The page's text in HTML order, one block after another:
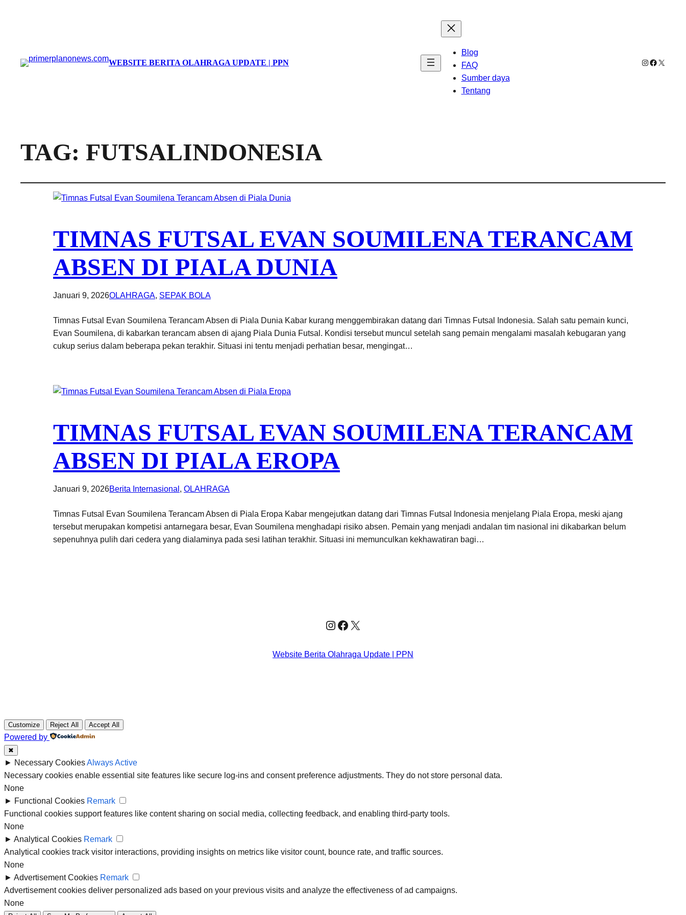
WEBSITE BERITA OLAHRAGA UPDATE | PPN
Blog
FAQ
Sumber daya
Tentang
Instagram
Facebook
X
TAG: FUTSALINDONESIA
TIMNAS FUTSAL EVAN SOUMILENA TERANCAM
ABSEN DI PIALA DUNIA
Januari 9, 2026OLAHRAGA, SEPAK BOLA
Timnas Futsal Evan Soumilena Terancam Absen di Piala Dunia Kabar kurang menggembirakan datang dari Timnas Futsal Indonesia. Salah satu pemain kunci,
Evan Soumilena, di kabarkan terancam absen di ajang Piala Dunia Futsal. Kondisi tersebut muncul setelah sang pemain mengalami masalah kebugaran yang
cukup serius dalam beberapa pekan terakhir. Situasi ini tentu menjadi perhatian besar, mengingat…
TIMNAS FUTSAL EVAN SOUMILENA TERANCAM
ABSEN DI PIALA EROPA
Januari 9, 2026Berita Internasional , OLAHRAGA
Timnas Futsal Evan Soumilena Terancam Absen di Piala Eropa Kabar mengejutkan datang dari Timnas Futsal Indonesia menjelang Piala Eropa, meski ajang
tersebut merupakan kompetisi antarnegara besar, Evan Soumilena menghadapi risiko absen. Pemain yang menjadi andalan tim nasional ini dikabarkan belum
sepenuhnya pulih dari cedera yang dialaminya pada sesi latihan terakhir. Situasi ini memunculkan kekhawatiran bagi…
Instagram
Facebook
X
Website Berita Olahraga Update | PPN
Customize Reject All Accept All
Powered by
✖
► Necessary CookiesAlways Active
Necessary cookies enable essential site features like secure log-ins and consent preference adjustments. They do not store personal data.
None
► Functional Cookies Remark
Functional cookies support features like content sharing on social media, collecting feedback, and enabling third-party tools.
None
► Analytical Cookies Remark
Analytical cookies track visitor interactions, providing insights on metrics like visitor count, bounce rate, and traffic sources.
None
► Advertisement Cookies Remark
Advertisement cookies deliver personalized ads based on your previous visits and analyze the effectiveness of ad campaigns.
None